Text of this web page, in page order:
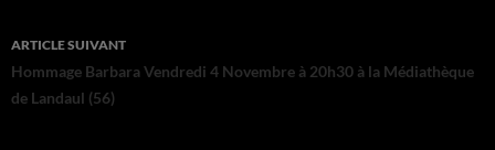
articles
ARTICLE SUIVANT
Hommage Barbara Vendredi 4 Novembre à 20h30 à la Médiathèque
de Landaul (56)